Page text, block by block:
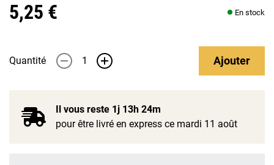
5,25 € En stock
Quantité - + Ajouter
Il vous reste 1j 13h 24m
pour être livré en express ce mardi 11 août